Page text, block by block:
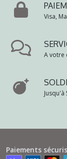
Visa,
A votre
Paiements